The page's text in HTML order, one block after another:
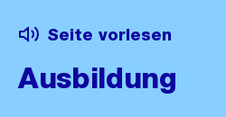
Seite vorlesen
Ausbildung